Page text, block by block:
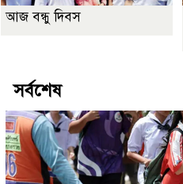
আজ বন্ধু দিবস
সর্বশেষ